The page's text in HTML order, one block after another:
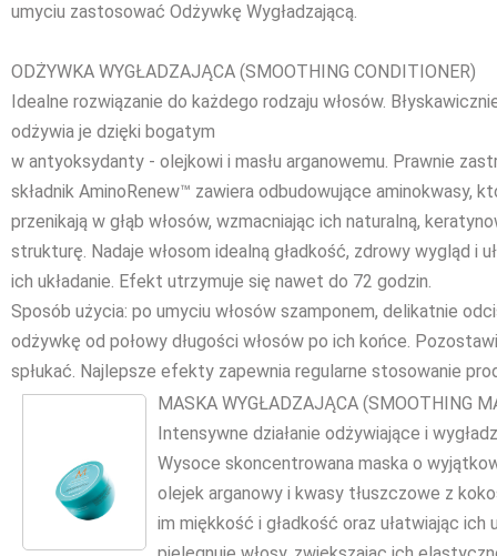
umyciu zastosować Odżywkę Wygładzającą.
ODŻYWKA WYGŁADZAJĄCA (SMOOTHING CONDITIONER)
Idealne rozwiązanie do każdego rodzaju włosów.
odżywia je dzięki bogatym
w antyoksydanty - olejkowi i masłu arganowemu. Prawnie
składnik AminoRenew™ zawiera odbudowujące aminokwasy,
przenikają w głąb włosów, wzmacniając ich naturalną,
strukturę. Nadaje włosom idealną gładkość, zdrowy wygląd i
ich układanie. Efekt utrzymuje się nawet do 72 godzin.
Sposób użycia: po umyciu włosów szamponem, delikatnie
odżywkę od połowy długości włosów po ich końce.
spłukać. Najlepsze efekty zapewnia regularne stosowanie
MASKA WYGŁADZAJĄCA (SMOOTHING
Intensywne działanie odżywiające i
Wysoce skoncentrowana maska o
olejek arganowy i kwasy tłuszczowe z
im miękkość i gładkość oraz ułatwiając ich